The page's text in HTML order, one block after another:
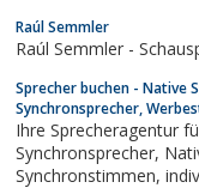
Messemoderationen, unterhaltsame Talkrunden – Désirée Duray
trifft stets den richtigen
Raúl Semmler
Sprecher buchen - Native
Synchronsprecher,
Ihre Sprecheragentur für
Synchronsprecher, Native Speaker bzw. Sprecher &